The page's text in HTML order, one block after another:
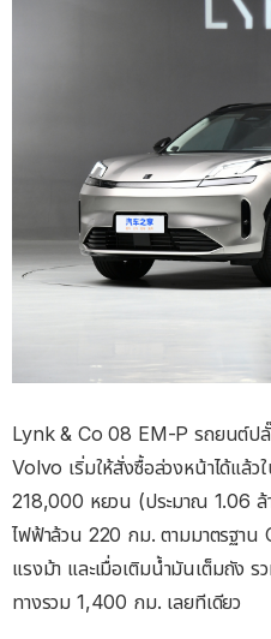
Lynk & Co 08 EM-P รถยนต์ป
Volvo เริ่มให้สั่งซื้อล่วงหน้าได้แล้ว
218,000 หยวน (ประมาณ 1.06 ล้
ไฟฟ้าล้วน 220 กม. ตามมาตรฐาน
แรงม้า และเมื่อเติมน้ำมันเต็มถัง ร
ทางรวม 1,400 กม. เลยทีเดียว